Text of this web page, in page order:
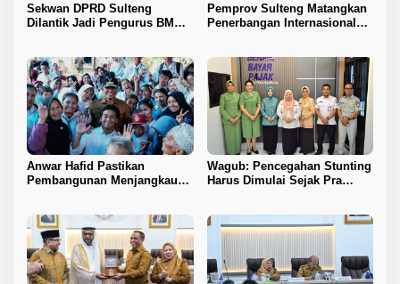
Sekwan DPRD Sulteng
Dilantik Jadi Pengurus BMA
Pemprov Sulteng Matangkan
Penerbangan Internasional
Anwar Hafid Pastikan
Pembangunan Menjangkau
Wagub: Pencegahan Stunting
Harus Dimulai Sejak Pra